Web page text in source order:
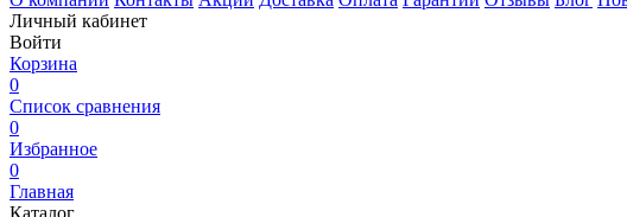
Личный кабинет
Войти
Корзина
0
Список сравнения
0
Избранное
0
Главная
Каталог